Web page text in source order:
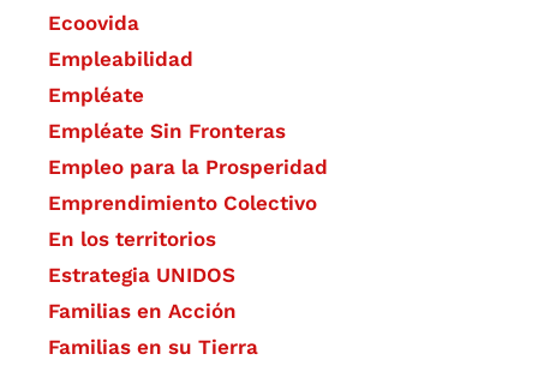
Ecoovida
Empleabilidad
Empléate
Empléate Sin Fronteras
Empleo para la Prosperidad
Emprendimiento Colectivo
En los territorios
Estrategia UNIDOS
Familias en Acción
Familias en su Tierra